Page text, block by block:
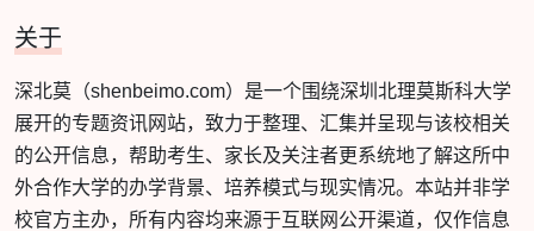
关于
深北莫（shenbeimo.com）是一个围绕深圳北理莫斯科大学
展开的专题资讯网站，致力于整理、汇集并呈现与该校相关
的公开信息，帮助考生、家长及关注者更系统地了解这所中
外合作大学的办学背景、培养模式与现实情况。本站并非学
校官方主办，所有内容均来源于互联网公开渠道，仅作信息